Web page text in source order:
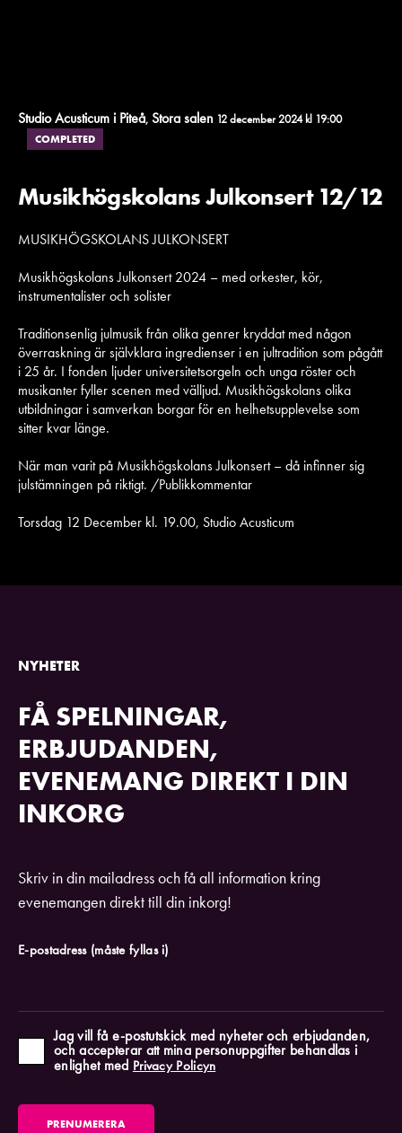
Studio Acusticum i Piteå, Stora salen 12 december 2024 kl 19:00
COMPLETED
Musikhögskolans Julkonsert 12/12
MUSIKHÖGSKOLANS JULKONSERT
Musikhögskolans Julkonsert 2024 – med orkester, kör,
instrumentalister och solister
Traditionsenlig julmusik från olika genrer kryddat med någon
överraskning är självklara ingredienser i en jultradition som pågått
i 25 år. I fonden ljuder universitetsorgeln och unga röster och
musikanter fyller scenen med välljud. Musikhögskolans olika
utbildningar i samverkan borgar för en helhetsupplevelse som
sitter kvar länge.
När man varit på Musikhögskolans Julkonsert – då infinner sig
julstämningen på riktigt. /Publikkommentar
Torsdag 12 December kl. 19.00, Studio Acusticum
NYHETER
FÅ SPELNINGAR,
ERBJUDANDEN,
EVENEMANG DIREKT I DIN
INKORG
Skriv in din mailadress och få all information kring
evenemangen direkt till din inkorg!
E-postadress (måste fyllas i)
Jag vill få e-postutskick med nyheter och erbjudanden,
och accepterar att mina personuppgifter behandlas i
enlighet med Privacy Policyn
PRENUMERERA